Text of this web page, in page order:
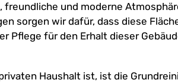
freundliche und moderne
sorgen wir dafür, dass diese
Pflege für den Erhalt dieser
Haushalt ist, ist die